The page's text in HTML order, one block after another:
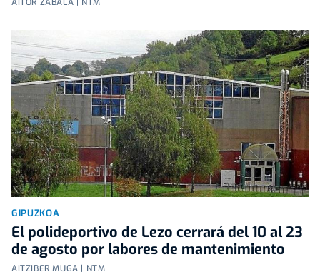
GIPUZKOA
El polideportivo de Lezo cerrará del 10 al 23
de agosto por labores de mantenimiento
AITZIBER MUGA | NTM